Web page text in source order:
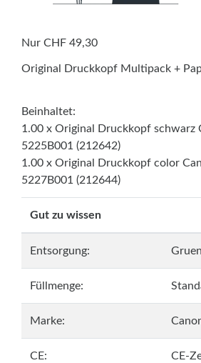
Nur CHF 49,30
Original Druckkopf Multipack +
Beinhaltet:
1.00 x Original Druckkopf schwarz
5225B001 (212642)
1.00 x Original Druckkopf color
5227B001 (212644)
Gut zu wissen
Entsorgung:
Füllmenge:
Marke:
CE: CE-